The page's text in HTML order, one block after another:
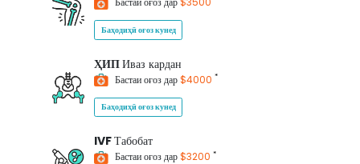
Баҳодиҳӣ оғоз кунед
ҲИПИваз кардан
Бастаи оғоз дар$4000 *
Баҳодиҳӣ оғоз кунед
IVFТабобат
Бастаи оғоз дар$3200 *